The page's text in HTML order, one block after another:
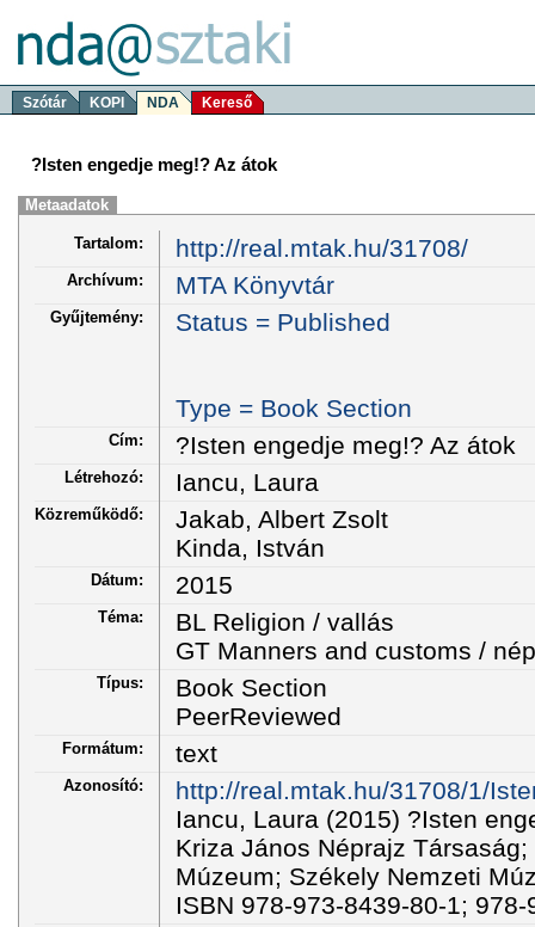
Szótár KOPI NDA Kereső
?Isten engedje meg!? Az átok
Metaadatok
Tartalom: http://real.mtak.hu/31708/
Archívum: MTA Könyvtár
Gyűjtemény: Status = Published
Type = Book Section
Cím: ?Isten engedje meg!? Az átok
Létrehozó: Iancu, Laura
Közreműködő:
Jakab, Albert Zsolt
Kinda, István
Dátum: 2015
Téma:
BL Religion / vallás
GT Manners and customs /
Típus:
Book Section
PeerReviewed
Formátum: text
Azonosító:
http://real.mtak.hu/31708/1/
Iancu, Laura (2015) ?Isten
Kriza János Néprajz
Múzeum; Székely Nemzeti
ISBN 978-973-8439-80-1;